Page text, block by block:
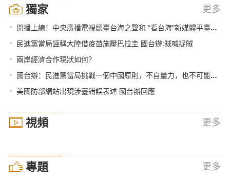
獨家 更多
• 開播上線！中央廣播電視總臺台海之聲和 “看台海”新媒體平臺亮相
• 民進黨當局誣稱大陸借疫苗施壓巴拉圭 國台辦:賊喊捉賊
• 兩岸經濟合作現狀如何？
• 國台辦：民進黨當局挑戰一個中國原則，不自量力，也不可能得逞
• 美國防部網站出現涉臺錯誤表述 國台辦回應
視頻 更多
專題 更多